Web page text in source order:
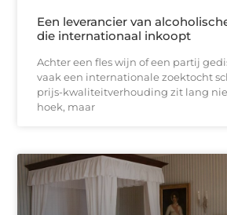
Een leverancier van
die internationaal inkoopt
Achter een fles wijn of een partij
vaak een internationale zoektocht
prijs-kwaliteitverhouding zit lang
hoek, maar